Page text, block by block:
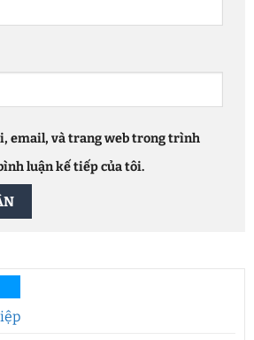
email, và trang web trong trình
luận kế tiếp của tôi.